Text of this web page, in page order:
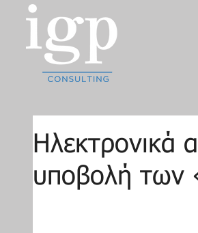
Ηλεκτρονικά
υποβολή των